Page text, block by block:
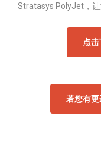
Stratasys PolyJet，让
点
若您有